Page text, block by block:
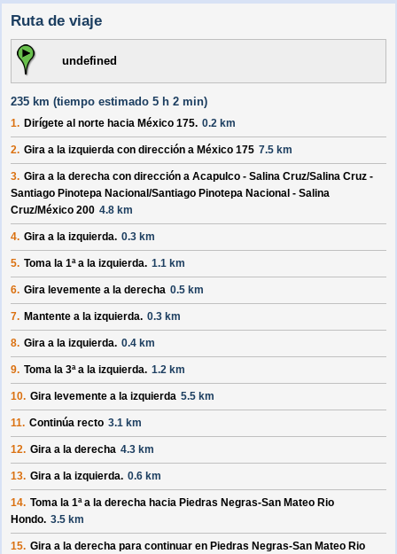
Ruta de viaje
undefined
235 km (tiempo estimado 5 h 2 min)
1. Dirígete al norte hacia México 175. 0.2 km
2. Gira a la izquierda con dirección a México 175 7.5 km
3. Gira a la derecha con dirección a Acapulco - Salina Cruz/Salina Cruz -
Santiago Pinotepa Nacional/Santiago Pinotepa Nacional - Salina
Cruz/México 200 4.8 km
4. Gira a la izquierda. 0.3 km
5. Toma la 1ª a la izquierda. 1.1 km
6. Gira levemente a la derecha 0.5 km
7. Mantente a la izquierda. 0.3 km
8. Gira a la izquierda. 0.4 km
9. Toma la 3ª a la izquierda. 1.2 km
10. Gira levemente a la izquierda 5.5 km
11. Continúa recto 3.1 km
12. Gira a la derecha 4.3 km
13. Gira a la izquierda. 0.6 km
14. Toma la 1ª a la derecha hacia Piedras Negras-San Mateo Rio
Hondo. 3.5 km
15. Gira a la derecha para continuar en Piedras Negras-San Mateo Rio